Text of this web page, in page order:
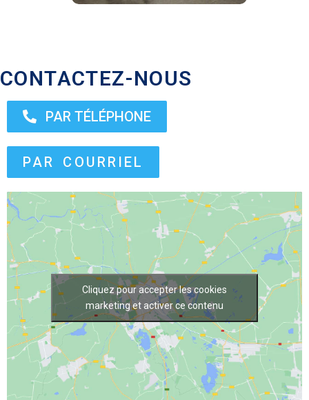
CONTACTEZ-NOUS
PAR TÉLÉPHONE
PAR COURRIEL
Cliquez pour accepter les cookies
marketing et activer ce contenu